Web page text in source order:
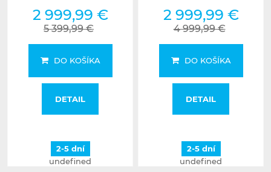
2 999,99 €
5 399,99 €
DO KOŠÍKA
DETAIL
2-5 dní
undefined
2 999,99 €
4 999,99 €
DO KOŠÍKA
DETAIL
2-5 dní
undefined